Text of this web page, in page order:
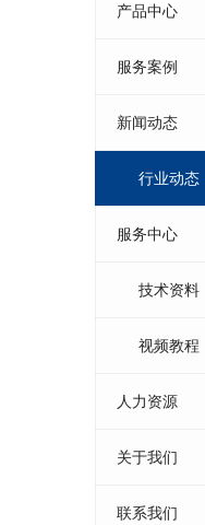
产品中心
服务案例
新闻动态
行业动态
服务中心
技术资料
视频教程
人力资源
关于我们
联系我们